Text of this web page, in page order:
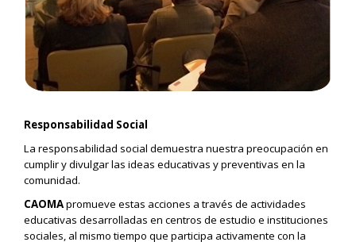
Responsabilidad Social
La responsabilidad social demuestra nuestra preocupación en
cumplir y divulgar las ideas educativas y preventivas en la
comunidad.
CAOMApromueve estas acciones a través de actividades
educativas desarrolladas en centros de estudio e instituciones
sociales, al mismo tiempo que participa activamente con la